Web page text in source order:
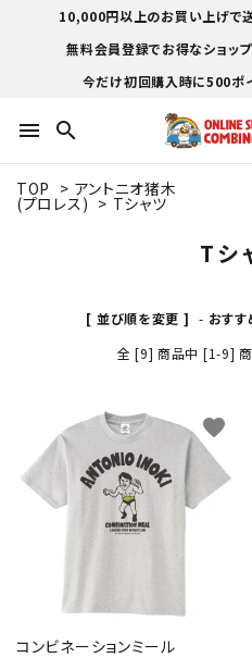
10,000円以上のお買い上げで
無料会員登録でお得なショップ
今だけ初回購入時に500ポ
menu search
TOP > アントニオ猪木
(プロレス) > Tシャツ
Tシ
[ 並び順を変更 ] - おすす
全 [9] 商品中 [1-9] 商
コンビネーションミール
favorite